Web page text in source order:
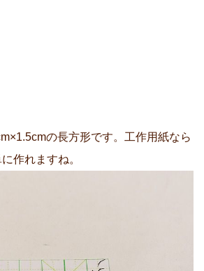
の長方形です。工作用紙なら
作れますね。